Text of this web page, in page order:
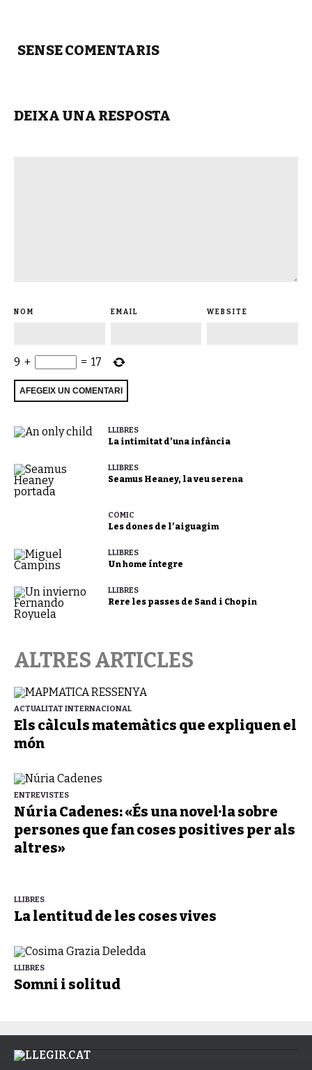
SENSE COMENTARIS
DEIXA UNA RESPOSTA
NOM EMAIL WEBSITE
9 + = 17
LLIBRES
La intimitat d’una infància
LLIBRES
Seamus Heaney, la veu serena
CÒMIC
Les dones de l’aiguagim
LLIBRES
Un home íntegre
LLIBRES
Rere les passes de Sand i Chopin
ALTRES ARTICLES
ACTUALITAT INTERNACIONAL
Els càlculs matemàtics que expliquen el
món
ENTREVISTES
Núria Cadenes: «És una novel·la sobre
persones que fan coses positives per als
altres»
LLIBRES
La lentitud de les coses vives
LLIBRES
Somni i solitud